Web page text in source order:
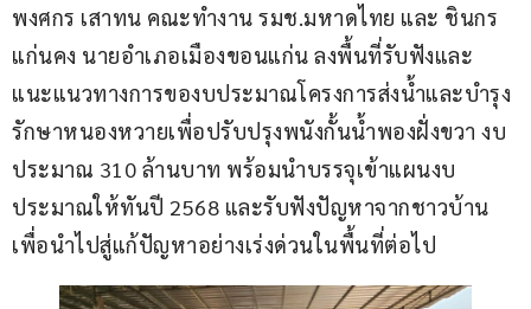
พงศกร เสาทน คณะทำงาน รมช.มหาดไทย และ ชินกร
แก่นคง นายอำเภอเมืองขอนแก่น ลงพื้นที่รับฟังและ
แนะแนวทางการของบประมาณโครงการส่งน้ำและบำรุง
รักษาหนองหวายเพื่อปรับปรุงพนังกั้นน้ำพองฝั่งขวา งบ
ประมาณ 310 ล้านบาท พร้อมนำบรรจุเข้าแผนงบ
ประมาณให้ทันปี 2568 และรับฟังปัญหาจากชาวบ้าน
เพื่อนำไปสู่แก้ปัญหาอย่างเร่งด่วนในพื้นที่ต่อไป